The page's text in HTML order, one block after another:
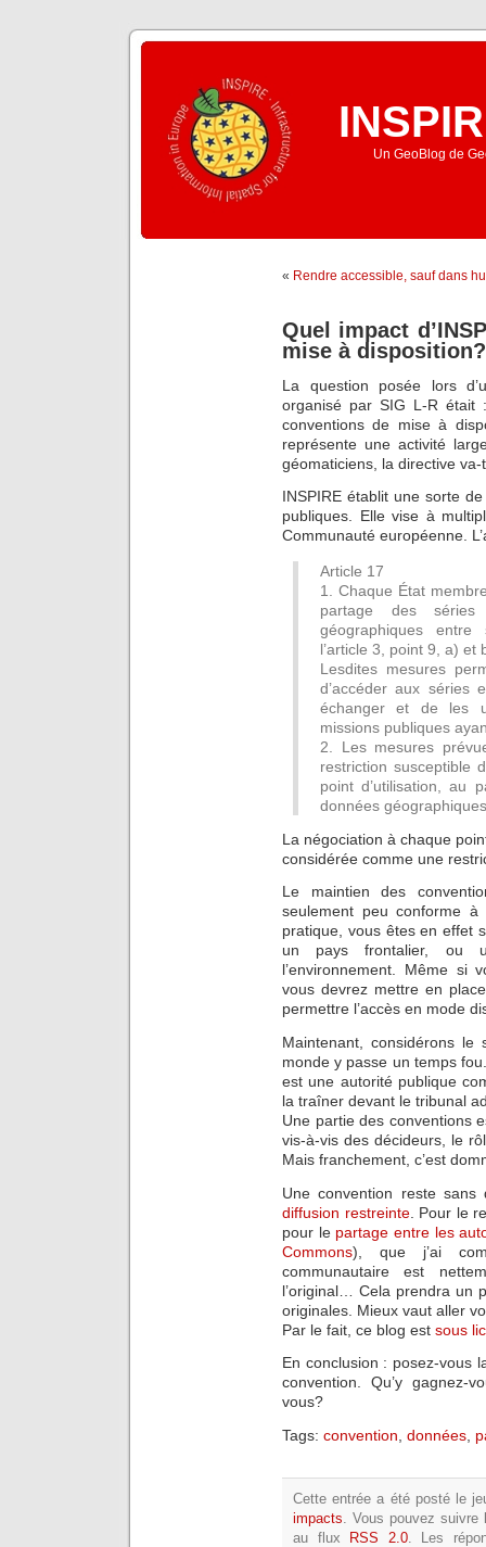
Un GeoBlog de
« Rendre accessible, sauf dans
Quel impact
mise à disposition?
La question posée lors
organisé par SIG L-R
conventions de mise à
représente une activité
géomaticiens, la directive
INSPIRE établit une sorte
publiques. Elle vise à
Communauté européenne.
Article 17
1. Chaque État
partage des
géographiques
l’article 3, point 9, a) et
Lesdites mesures
d’accéder aux séries
échanger et de les
missions publiques
2. Les mesures
restriction susceptible
point d’utilisation, au
données
La négociation à chaque
considérée comme une
Le maintien des
seulement peu conforme
pratique, vous êtes en effet
un pays frontalier, ou
l’environnement. Même si
vous devrez mettre en
permettre l’accès en mode
Maintenant, considérons le
monde y passe un temps
est une autorité publique
la traîner devant le tribunal
Une partie des conventions
vis-à-vis des décideurs, le
Mais franchement, c’est
Une convention reste
diffusion restreinte. Pour le
pour le partage entre les
Commons), que j’ai
communautaire est
l’original… Cela prendra un
originales. Mieux vaut aller
Par le fait, ce blog est sous
En conclusion : posez-vous
convention. Qu’y gagnez-
vous?
Tags: convention données
Cette entrée a été posté le
impacts . Vous pouvez
au flux
RSS 2.0. Les